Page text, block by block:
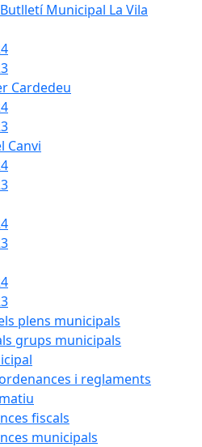
Municipal La Vila
Cardedeu
Canvi
plens municipals
grups municipals
i reglaments
fiscals
municipals